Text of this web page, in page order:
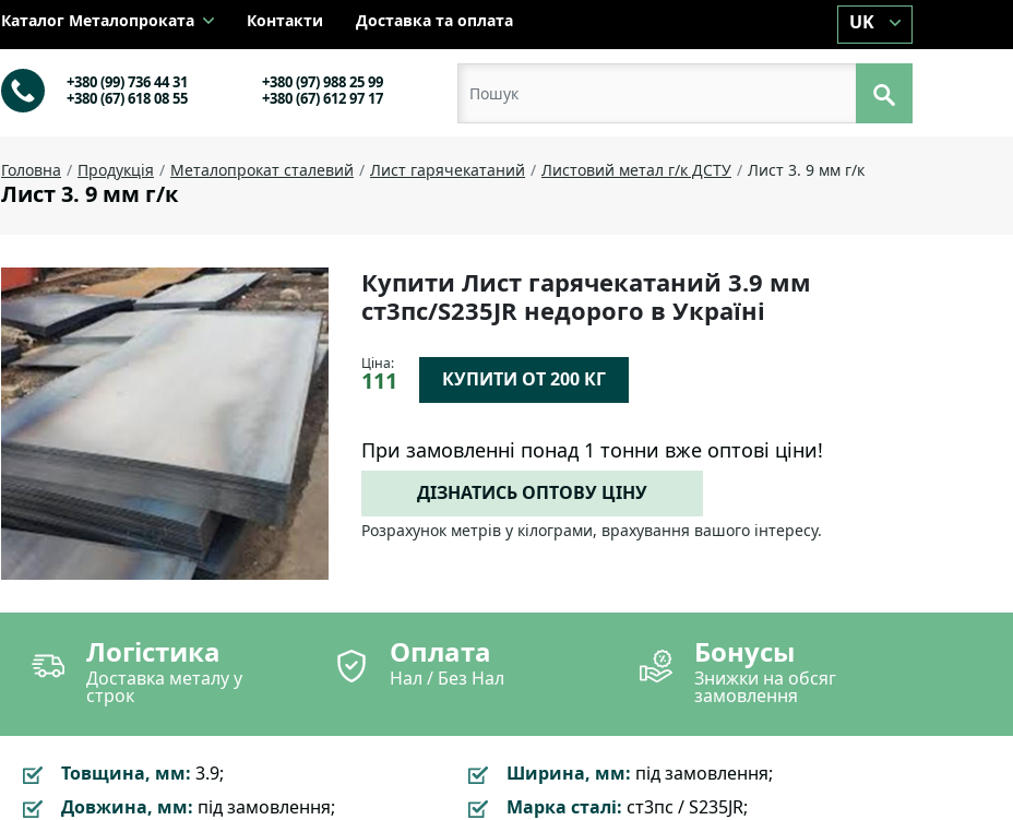
Каталог Металопроката Контакти Доставка та оплата UK
+380 (99) 736 44 31
+380 (97) 988 25 99
+380 (67) 618 08 55
+380 (67) 612 97 17
Головна Продукція Металопрокат сталевий Лист гарячекатаний Листовий метал г/к ДСТУ Лист 3. 9 мм г/к
Лист 3. 9 мм г/к
Купити Лист гарячекатаний 3.9 мм
ст3пс/S235JR недорого в Україні
Ціна:
111 КУПИТИ ОТ 200 КГ
При замовленні понад 1 тонни вже оптові ціни!
ДІЗНАТИСЬ ОПТОВУ ЦІНУ
Розрахунок метрів у кілограми, врахування вашого інтересу.
Логістика
Доставка металу у
строк
Оплата
Нал / Без Нал
Бонусы
Знижки на обсяг
замовлення
Товщина, мм: 3.9; Ширина, мм: під замовлення;
Довжина, мм: під замовлення; Марка сталі: ст3пс / S235JR;